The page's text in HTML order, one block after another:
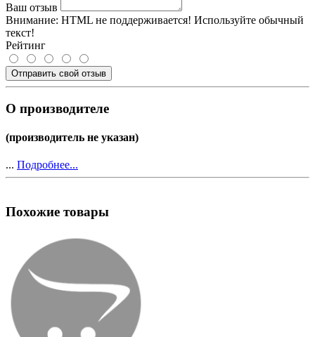
Ваш отзыв
Внимание: HTML не поддерживается! Используйте обычный
текст!
Рейтинг
Отправить свой отзыв
О производителе
(производитель не указан)
... Подробнее...
Похожие товары